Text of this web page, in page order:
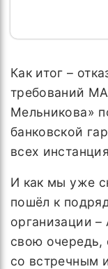
Как итог –
требований
Мельникова»
банковской
всех
И как мы уже
пошёл к
организации
свою очередь,
со встречным